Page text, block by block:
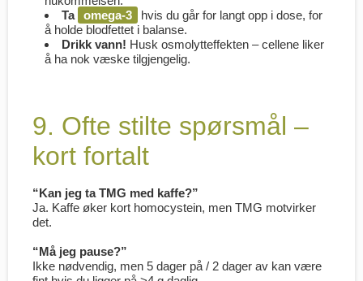
Ta omega-3
hvis du går for langt opp i dose, for
å holde blod­fettet i balanse.
Drikk vann! Husk osmolytt­effekten – cellene liker
å ha nok væske tilgjengelig.
9. Ofte stilte spørsmål –
kort fortalt
“Kan jeg ta TMG med kaffe?”
Ja. Kaffe øker kort homocystein, men TMG motvirker
det.
“Må jeg pause?”
Ikke nødvendig, men 5 dager på / 2 dager av kan være